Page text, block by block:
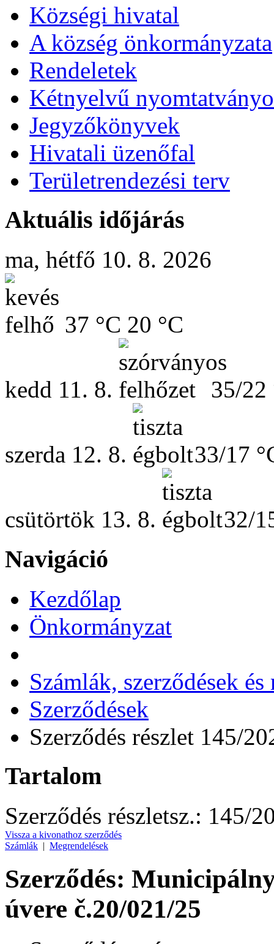
Községi hivatal
A község önkormányzata
Rendeletek
Kétnyelvű
Jegyzőkönyvek
Hivatali üzenőfal
Területrendezési terv
Aktuális időjárás
ma, hétfő 10. 8. 2026
37 °C 20 °C
kedd 11. 8. 35/22
szerda 12. 8. 33/17
csütörtök 13. 8. 32/
Navigáció
Kezdőlap
Önkormányzat
Számlák, szerződések
Szerződések
Szerződés részlet 145/
Tartalom
Szerződés részletsz.: 145/
Vissza a kivonathoz szerződés
Számlák | Megrendelések
Szerződés:
úvere č.20/021/25